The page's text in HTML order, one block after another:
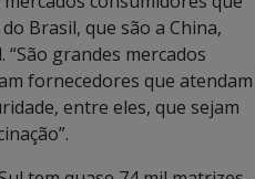
Brasil, que são a China,
“São grandes mercados
fornecedores que atendam
entre eles, que sejam